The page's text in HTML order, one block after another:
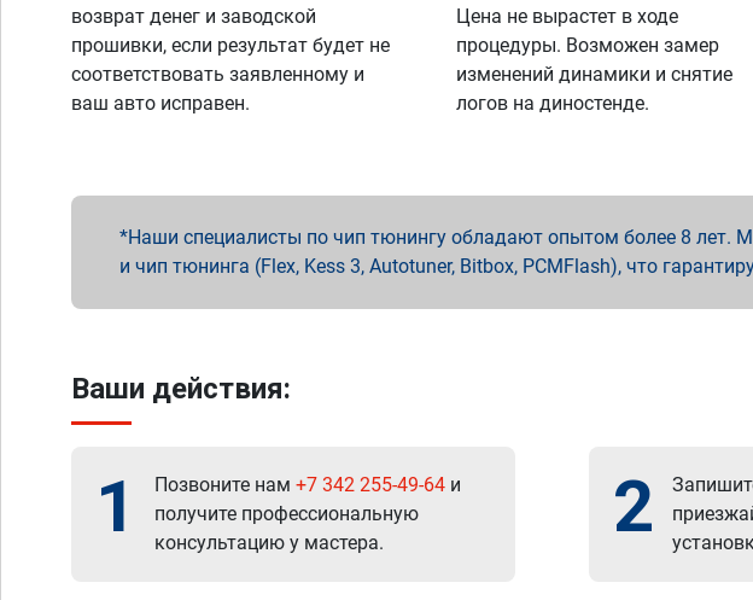
возврат денег и заводской
прошивки, если результат будет не
соответствовать заявленному и
ваш авто исправен.
Цена не вырастет в ходе
процедуры. Возможен замер
изменений динамики и снятие
логов на диностенде.
Наши специалисты по чип тюнингу обладают опытом более 8 лет.
и чип тюнинга (Flex, Kess 3, Autotuner, Bitbox, PCMFlash), что
Ваши действия:
1 Позвоните нам +7 342 255-49-64 и
получите профессиональную
консультацию у мастера.
2